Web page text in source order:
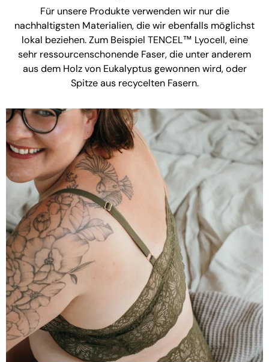
Für unsere Produkte verwenden wir nur die
nachhaltigsten Materialien, die wir ebenfalls möglichst
lokal beziehen. Zum Beispiel TENCEL™ Lyocell, eine
sehr ressourcenschonende Faser, die unter anderem
aus dem Holz von Eukalyptus gewonnen wird, oder
Spitze aus recycelten Fasern.